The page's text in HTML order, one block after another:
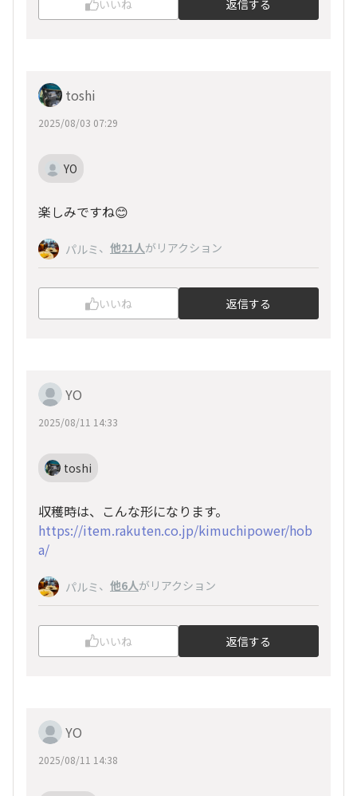
いいね 返信する
toshi
2025/08/03 07:29
YO
楽しみですね😊
パルミ 、 他21人がリアクション
いいね 返信する
YO
2025/08/11 14:33
toshi
収穫時は、こんな形になります。
https://item.rakuten.co.jp/kimuchipower/hob
a/
パルミ 、 他6人がリアクション
いいね 返信する
YO
2025/08/11 14:38